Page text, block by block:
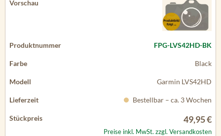
FPG-LVS42HD-BK
Black
Garmin LVS42HD
Bestellbar – ca. 3 Wochen
49,95 €
Preise inkl. MwSt. zzgl. Versandkosten